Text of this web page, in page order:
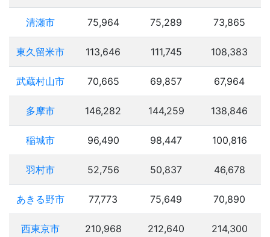
清瀬市 75,964 75,289 73,865
東久留米市 113,646 111,745 108,383
武蔵村山市 70,665 69,857 67,964
多摩市 146,282 144,259 138,846
稲城市 96,490 98,447 100,816
羽村市 52,756 50,837 46,678
あきる野市 77,773 75,649 70,890
西東京市 210,968 212,640 214,300